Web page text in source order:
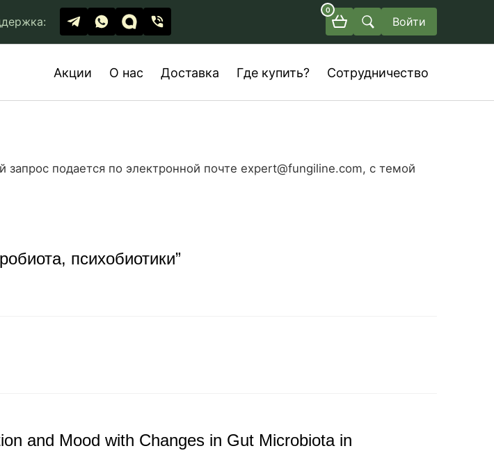
0
Войти
Акции О нас Доставка Где купить? Сотрудничество
подается по электронной почте expert@fungiline.com, с темой
психобиотики”
and Mood with Changes in Gut Microbiota in